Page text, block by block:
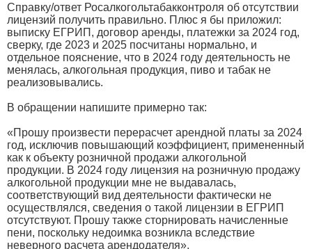
Справку/ответ Росалкогольтабакконтроля об отсутствии
лицензий получить правильно. Плюс я бы приложил:
выписку ЕГРИП, договор аренды, платежки за 2024 год,
сверку, где 2023 и 2025 посчитаны нормально, и
отдельное пояснение, что в 2024 году деятельность не
менялась, алкогольная продукция, пиво и табак не
реализовывались.
В обращении напишите примерно так:
«Прошу произвести перерасчет арендной платы за 2024
год, исключив повышающий коэффициент, примененный
как к объекту розничной продажи алкогольной
продукции. В 2024 году лицензия на розничную продажу
алкогольной продукции мне не выдавалась,
соответствующий вид деятельности фактически не
осуществлялся, сведения о такой лицензии в ЕГРИП
отсутствуют. Прошу также сторнировать начисленные
пени, поскольку недоимка возникла вследствие
неверного расчета арендодателя».